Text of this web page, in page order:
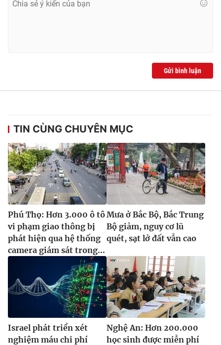
Ðiện thoại Thời báo VTV:024.66 897 897
® Cấm sao chép dưới mọi hình thức nếu không có sự chấp
thuận bằng văn bản. Ghi rõ nguồn VTV.vn khi phát hành lại
thông tin từ website này.
Gửi bình luận
TIN CÙNG CHUYÊN MỤC
Phú Thọ: Hơn 3.000 ô tô
vi phạm giao thông bị
phát hiện qua hệ thống
camera giám sát trong...
Mưa ở Bắc Bộ, Bắc Trung
Bộ giảm, nguy cơ lũ
quét, sạt lở đất vẫn cao
Israel phát triển xét
nghiệm máu chi phí
Nghệ An: Hơn 200.000
học sinh được miễn phí